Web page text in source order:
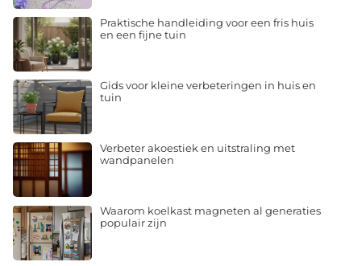
Praktische handleiding voor een fris huis
en een fijne tuin
Gids voor kleine verbeteringen in huis en
tuin
Verbeter akoestiek en uitstraling met
wandpanelen
Waarom koelkast magneten al generaties
populair zijn